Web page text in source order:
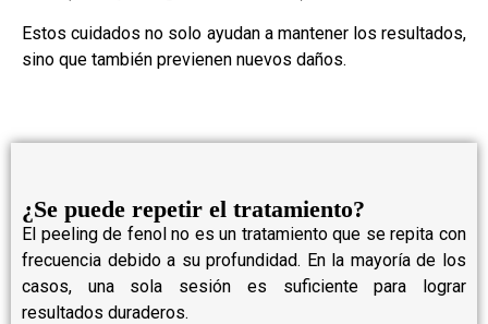
Estos cuidados no solo ayudan a mantener los resultados,
sino que también previenen nuevos daños.
¿Se puede repetir el tratamiento?
El peeling de fenol no es un tratamiento que se repita con
frecuencia debido a su profundidad. En la mayoría de los
casos, una sola sesión es suficiente para lograr
resultados duraderos.